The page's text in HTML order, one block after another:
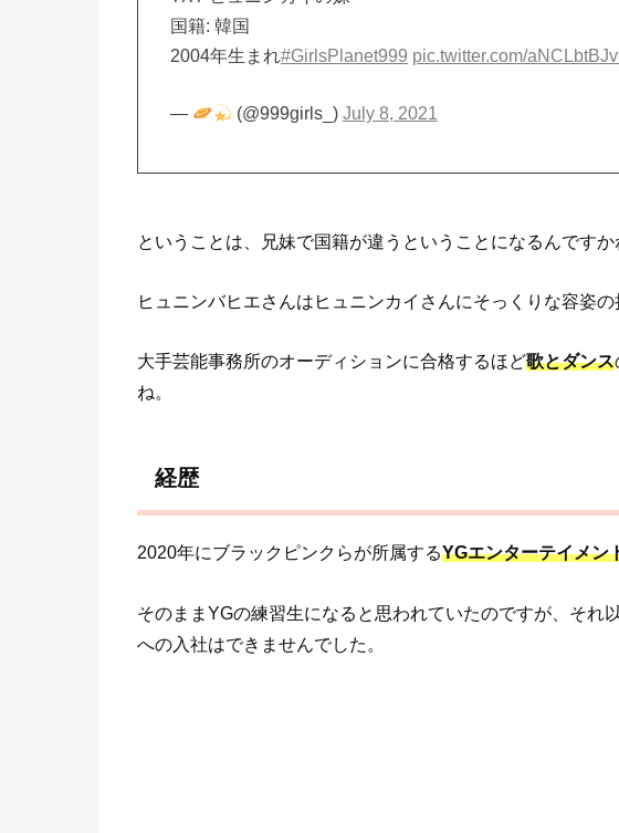
国籍: 韓国
2004年生まれ#GirlsPlanet999 pic.twitter.com/
— (@999girls_) July 8, 2021
ということは、兄妹で国籍が違うということになるんですか
ヒュニンバヒエさんはヒュニンカイさんにそっくりな容姿の
大手芸能事務所のオーディションに合格するほど歌とダンス
ね。
経歴
2020年にブラックピンクらが所属するYGエンターテイメン
そのままYGの練習生になると思われていたのですが、それ
への入社はできませんでした。